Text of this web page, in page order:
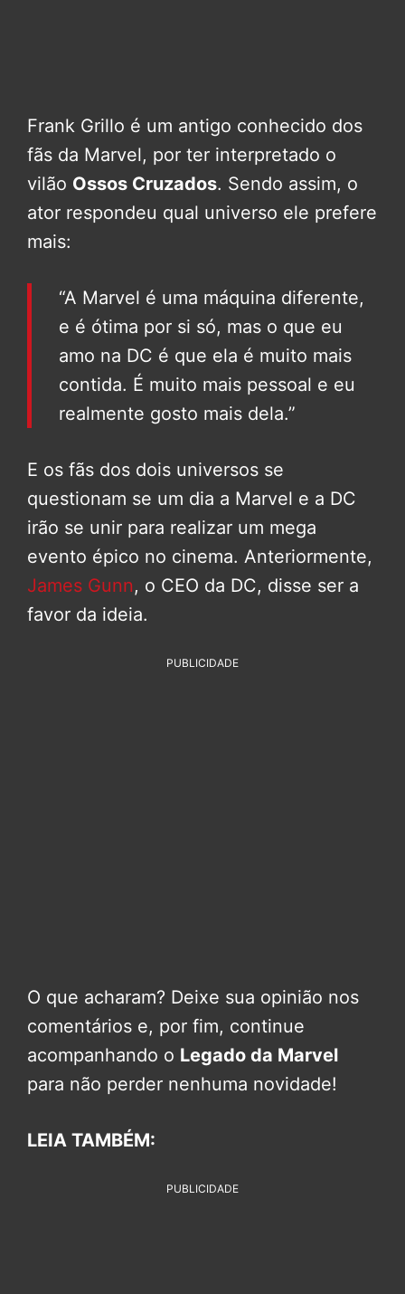
Frank Grillo é um antigo conhecido dos
fãs da Marvel, por ter interpretado o
vilão Ossos Cruzados. Sendo assim, o
ator respondeu qual universo ele prefere
mais:
“A Marvel é uma máquina diferente,
e é ótima por si só, mas o que eu
amo na DC é que ela é muito mais
contida. É muito mais pessoal e eu
realmente gosto mais dela.”
E os fãs dos dois universos se
questionam se um dia a Marvel e a DC
irão se unir para realizar um mega
evento épico no cinema. Anteriormente,
James Gunn, o CEO da DC, disse ser a
favor da ideia.
PUBLICIDADE
O que acharam? Deixe sua opinião nos
comentários e, por fim, continue
acompanhando o Legado da Marvel
para não perder nenhuma novidade!
LEIA TAMBÉM:
PUBLICIDADE